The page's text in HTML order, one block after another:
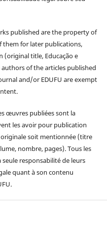
published are the property of
them for later publications,
(original title, Educação e
authors of the articles published
and/or EDUFU are exempt
œuvres publiées sont la
les avoir pour publication
soit mentionnée (titre
nombre, pages). Tous les
responsabilité de leurs
quant à son contenu